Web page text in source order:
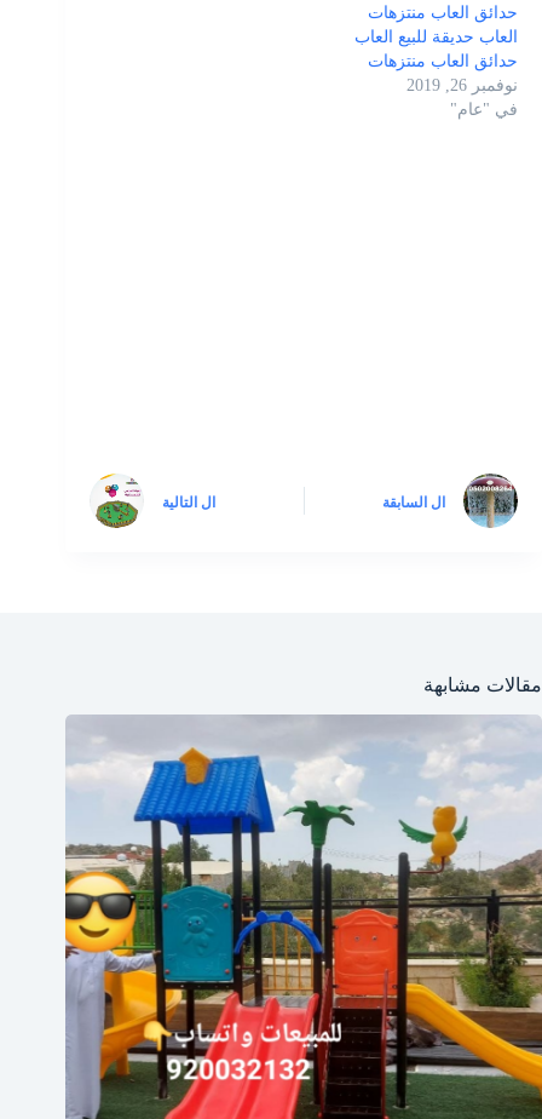
حدائق العاب منتزهات
العاب حديقة للبيع العاب
حدائق العاب منتزهات
نوفمبر 26, 2019
في "عام"
ال السابقة ال التالية
مقالات مشابهة